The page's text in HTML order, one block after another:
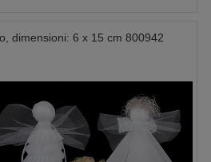
dimensioni: 6 x 15 cm 800942